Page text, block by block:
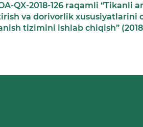
QX-2018-126 raqamli “Tikanli
va dorivorlik xususiyatlarini
tizimini ishlab chiqish”